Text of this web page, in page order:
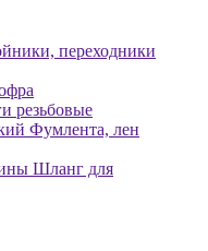
переходники
резьбовые
Фумлента, лен
Шланг для